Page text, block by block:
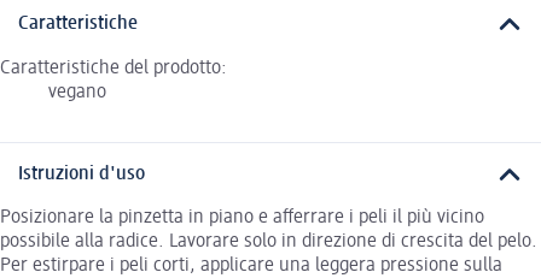
Caratteristiche
Caratteristiche del prodotto:
vegano
Istruzioni d'uso
Posizionare la pinzetta in piano e afferrare i peli il più vicino
possibile alla radice. Lavorare solo in direzione di crescita del pelo.
Per estirpare i peli corti, applicare una leggera pressione sulla